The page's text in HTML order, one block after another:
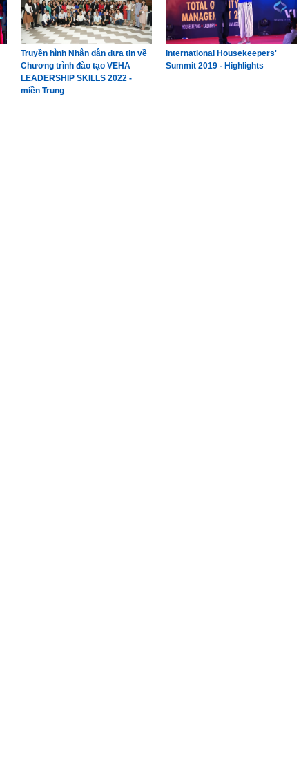
Truyền hình Nhân dân đưa tin về
Chương trình đào tạo VEHA
LEADERSHIP SKILLS 2022 -
miền Trung
International Housekeepers'
Summit 2019 - Highlights